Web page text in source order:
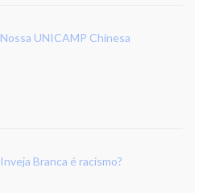
Nossa UNICAMP Chinesa
Inveja Branca é racismo?